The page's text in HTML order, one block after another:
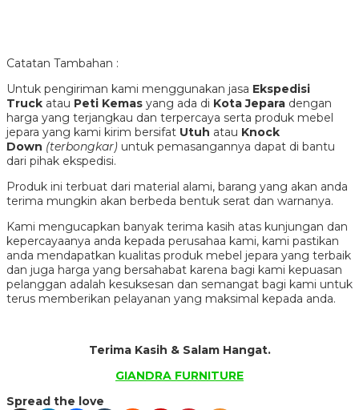
Catatan Tambahan :
Untuk pengiriman kami menggunakan jasa Ekspedisi
Truck atau Peti Kemas yang ada di Kota Jepara dengan
harga yang terjangkau dan terpercaya serta produk mebel
jepara yang kami kirim bersifat Utuh atau Knock
Down (terbongkar) untuk pemasangannya dapat di bantu
dari pihak ekspedisi.
Produk ini terbuat dari material alami, barang yang akan anda
terima mungkin akan berbeda bentuk serat dan warnanya.
Kami mengucapkan banyak terima kasih atas kunjungan dan
kepercayaanya anda kepada perusahaa kami, kami pastikan
anda mendapatkan kualitas produk mebel jepara yang terbaik
dan juga harga yang bersahabat karena bagi kami kepuasan
pelanggan adalah kesuksesan dan semangat bagi kami untuk
terus memberikan pelayanan yang maksimal kepada anda.
Terima Kasih & Salam Hangat.
GIANDRA FURNITURE
Spread the love